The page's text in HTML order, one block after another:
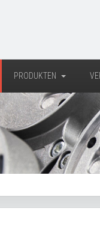
PRODUKTEN